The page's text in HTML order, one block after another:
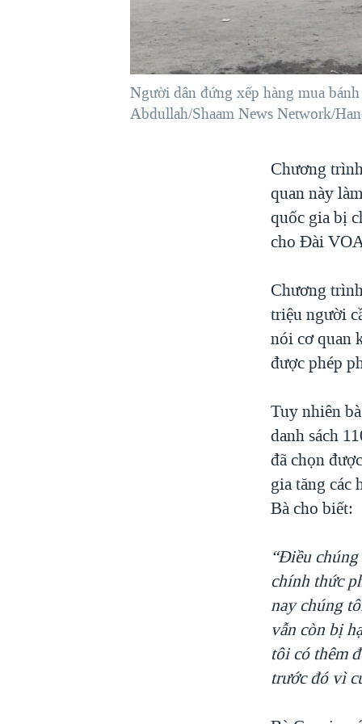
NGƯ DÂN VIỆT VÀ LÀN SÓNG
BÊN KIA QUỐC LỘ: TIẾNG VỌNG
TỪ NÔNG THÔN MỸ
Người dân đứng xếp hàng mua
Abdullah/Shaam News Network/
Chương
quan này
quốc gia bị
cho Đài
Chương
triệu người
nói cơ quan
được phép
Tuy nhiên
danh sách
đã chọn
gia tăng các
Bà cho biết:
“Điều
chính thức
nay chúng
vẫn còn bị
tôi có thêm
trước đó vì